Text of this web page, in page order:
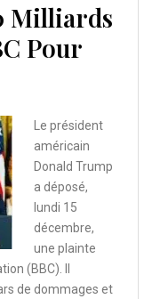
Milliards
Pour
Le président
américain
Donald Trump
a déposé,
lundi 15
décembre,
une plainte
(BBC). Il
de dommages et